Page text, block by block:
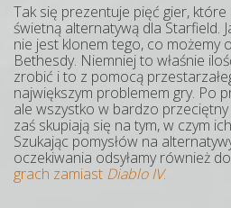
Tak się prezentuje pięć gier,
świetną alternatywą dla Starfield.
nie jest klonem tego, co możemy
Bethesdy. Niemniej to właśnie
zrobić i to z pomocą
największym problemem gry. Po
ale wszystko w bardzo
zaś skupiają się na tym, w czym
Szukając pomysłów na
oczekiwania odsyłamy również
grach zamiast Diablo IV.